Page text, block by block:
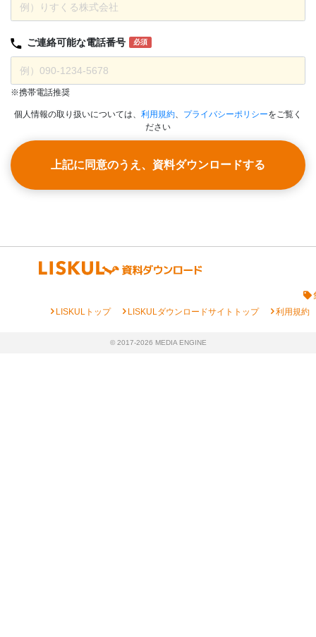
ご連絡可能な電話番号 必須
※携帯電話推奨
個人情報の取り扱いについては、 利用規約、 プライバシーポリシーをご覧く
ださい
上記に同意のうえ、資料ダウンロードする
chevron_rightLISKULトップ chevron_rightLISKULダウンロードサイトトップ chevron_right利用規約
© 2017-2026 MEDIA ENGINE